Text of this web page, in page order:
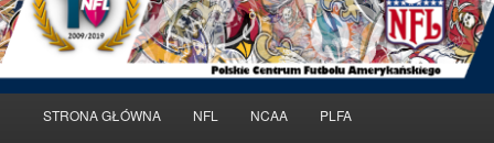
główne
Przeskocz
Przeskocz
STRONA GŁÓWNA NFL NCAA PLFA